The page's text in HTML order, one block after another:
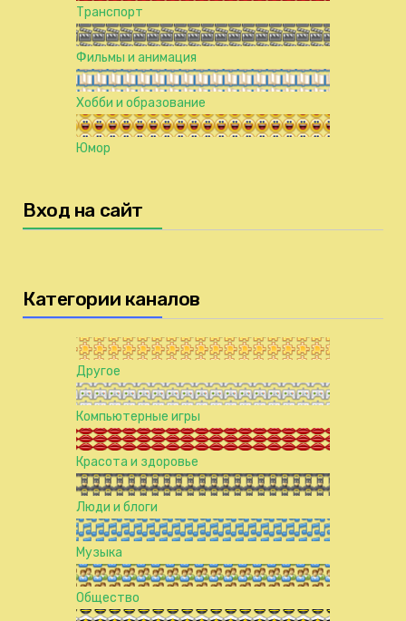
Транспорт
Фильмы и анимация
Хобби и образование
Юмор
Вход на сайт
Категории каналов
Другое
Компьютерные игры
Красота и здоровье
Люди и блоги
Музыка
Общество